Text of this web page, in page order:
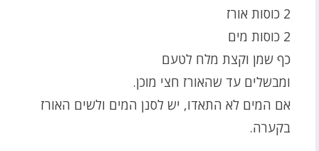
2 כוסות אורז
2 כוסות מים
כף שמן וקצת מלח לטעם
ומבשלים עד שהאורז חצי מוכן.
אם המים לא התאדו, יש לסנן המים ולשים האורז
בקערה.